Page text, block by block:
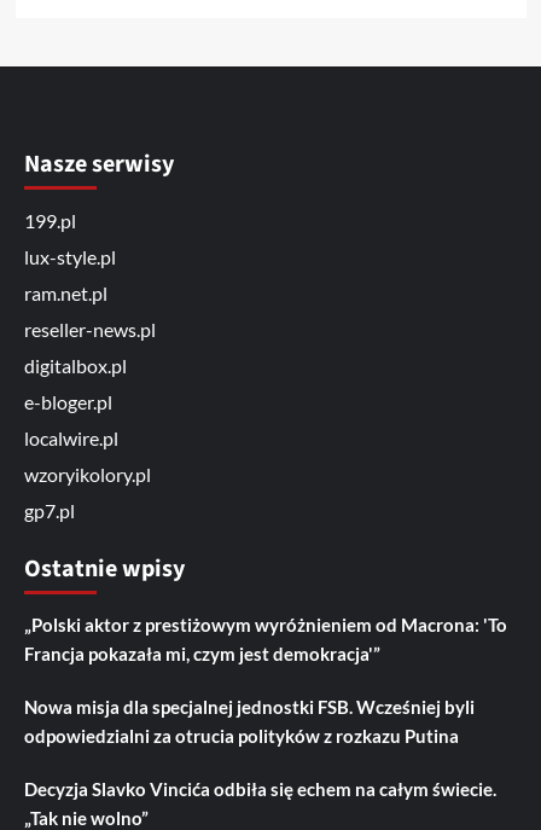
Nasze serwisy
199.pl
lux-style.pl
ram.net.pl
reseller-news.pl
digitalbox.pl
e-bloger.pl
localwire.pl
wzoryikolory.pl
gp7.pl
Ostatnie wpisy
„Polski aktor z prestiżowym wyróżnieniem od Macrona: 'To
Francja pokazała mi, czym jest demokracja'”
Nowa misja dla specjalnej jednostki FSB. Wcześniej byli
odpowiedzialni za otrucia polityków z rozkazu Putina
Decyzja Slavko Vincića odbiła się echem na całym świecie.
„Tak nie wolno”